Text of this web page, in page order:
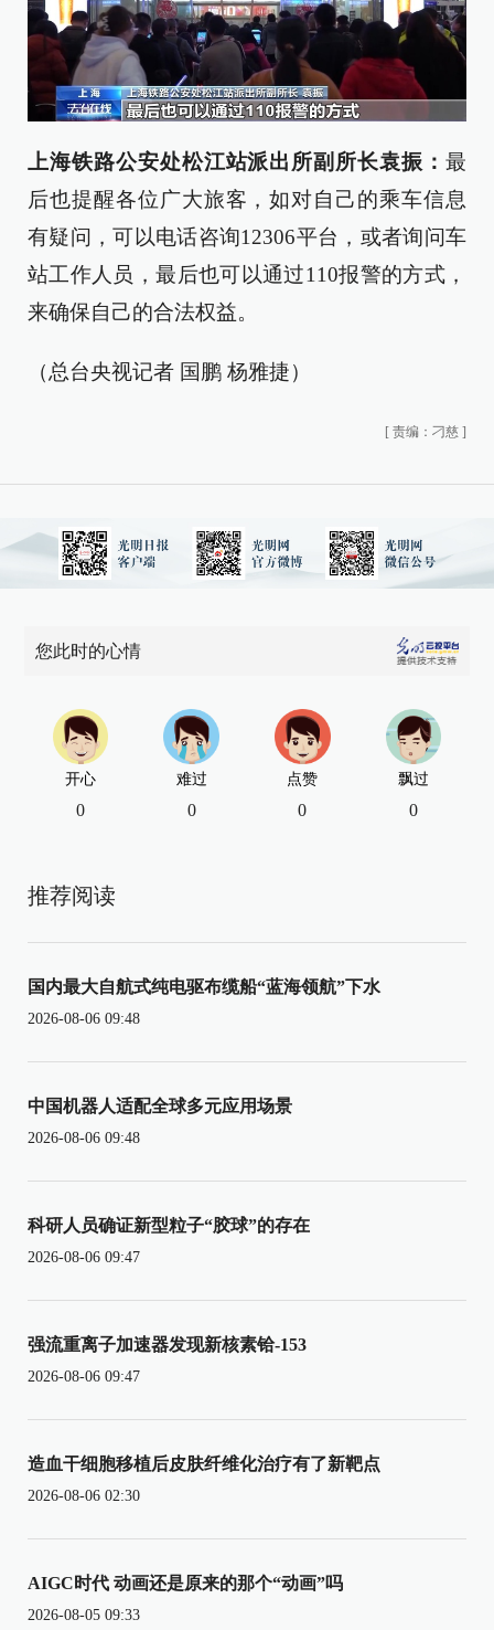
上海铁路公安处松江站派出所副所长袁振： 最
后也提醒各位广大旅客，如对自己的乘车信息
有疑问，可以电话咨询12306平台，或者询问车
站工作人员，最后也可以通过110报警的方式，
来确保自己的合法权益。
（总台央视记者 国鹏 杨雅捷）
[ 责编：刁慈 ]
您此时的心情
开心
0
难过
0
点赞
0
飘过
0
推荐阅读
国内最大自航式纯电驱布缆船“蓝海领航”下水
2026-08-06 09:48
中国机器人适配全球多元应用场景
2026-08-06 09:48
科研人员确证新型粒子“胶球”的存在
2026-08-06 09:47
强流重离子加速器发现新核素铪-153
2026-08-06 09:47
造血干细胞移植后皮肤纤维化治疗有了新靶点
2026-08-06 02:30
AIGC时代 动画还是原来的那个“动画”吗
2026-08-05 09:33